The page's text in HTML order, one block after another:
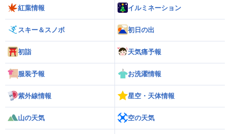
紅葉情報 イルミネーション
スキー＆スノボ 初日の出
初詣 天気痛予報
服装予報 お洗濯情報
紫外線情報 星空・天体情報
山の天気 空の天気